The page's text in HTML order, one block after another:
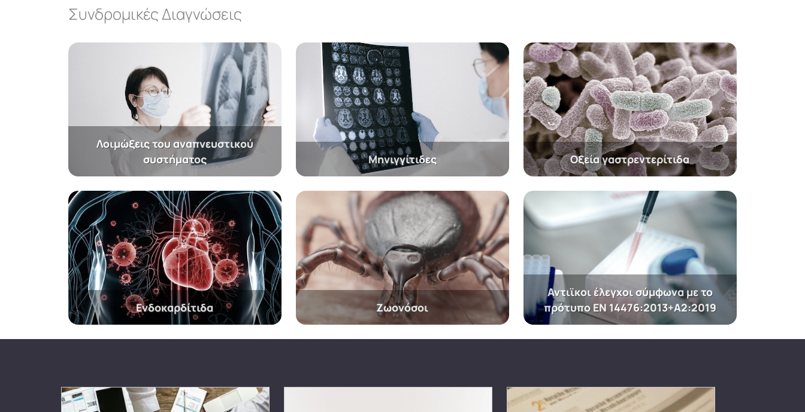
Συνδρομικές Διαγνώσεις
Λοιμώξεις του αναπνευστικού
συστήματος
Μηνιγγίτιδες Οξεία γαστρεντερίτιδα
Ενδοκαρδίτιδα Ζωονόσοι
Αντιϊκοι έλεγχοι σύμφωνα με το
πρότυπο EN 14476:2013+A2:2019